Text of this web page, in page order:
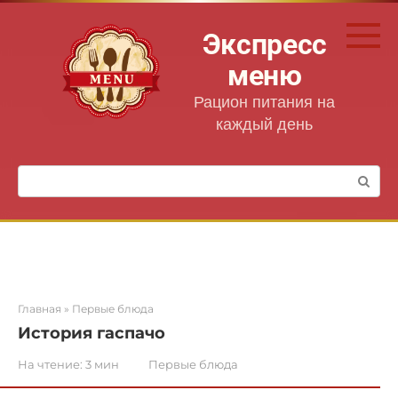
Перейти
Экспресс
меню
Рацион питания на
каждый день
Поиск:
Главная » Первые блюда
История гаспачо
На чтение: 3 мин Первые блюда